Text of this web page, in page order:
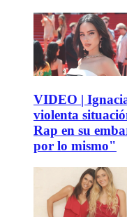
VIDEO |
violenta
Rap en su
por lo mismo"